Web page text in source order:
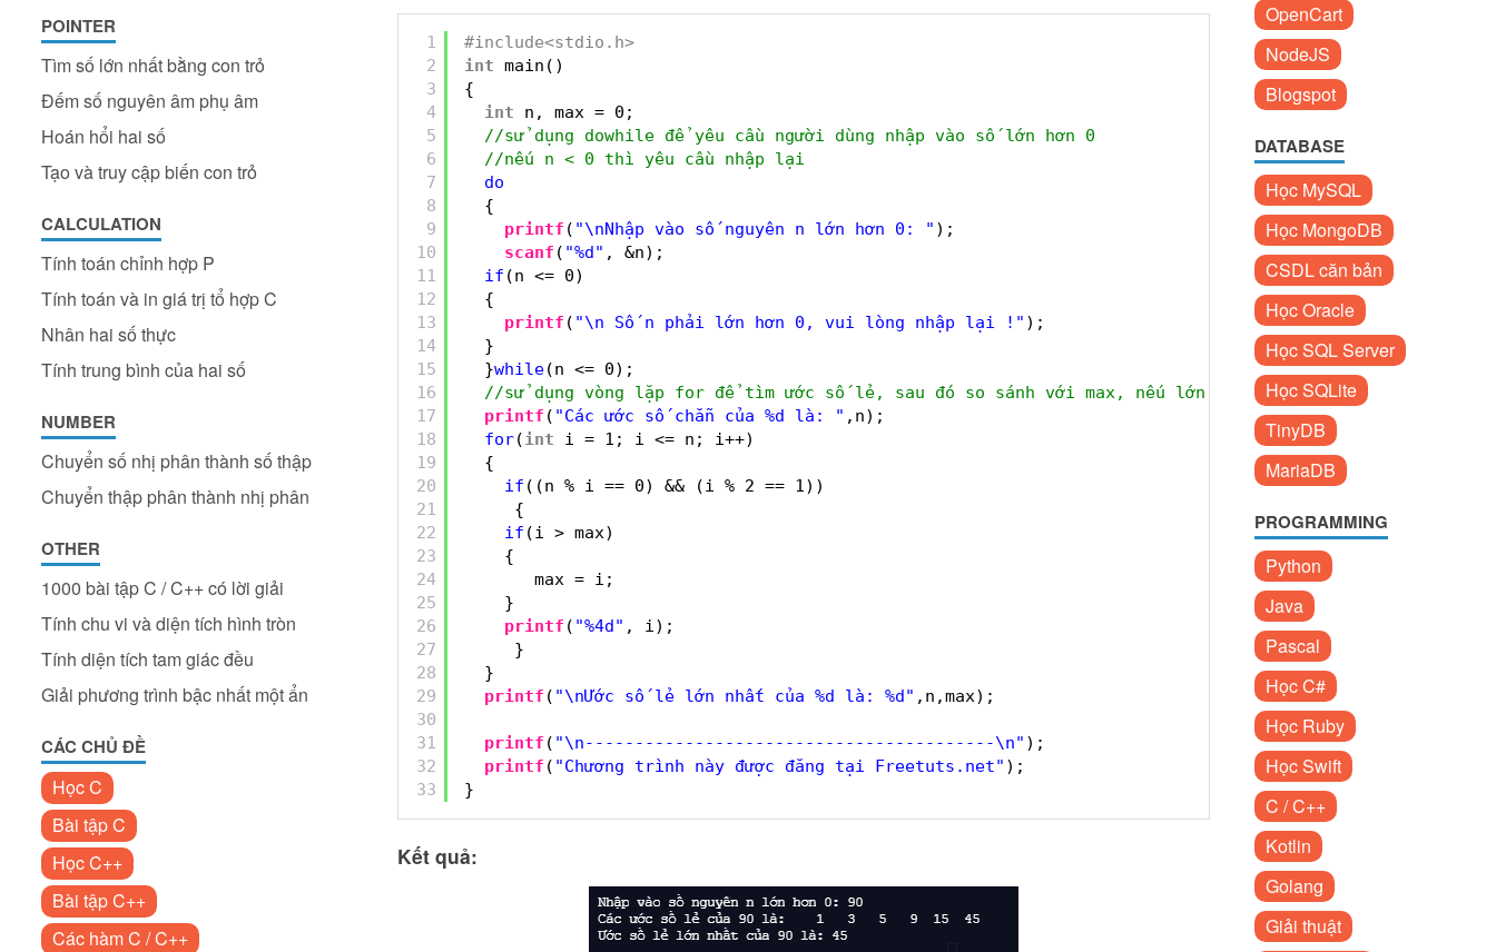
POINTER
Tìm số lớn nhất bằng con trỏ
Đếm số nguyên âm phụ âm
Hoán hổi hai số
Tạo và truy cập biến con trỏ
CALCULATION
Tính toán chỉnh hợp P
Tính toán và in giá trị tổ hợp C
Nhân hai số thực
Tính trung bình của hai số
NUMBER
Chuyển số nhị phân thành số thập
Chuyển thập phân thành nhị phân
OTHER
1000 bài tập C / C++ có lời giải
Tính chu vi và diện tích hình tròn
Tính diện tích tam giác đều
Giải phương trình bậc nhất một ẩn
CÁC CHỦ ĐỀ
Học C
Bài tập C
Học C++
Bài tập C++
Các hàm C / C++
1
2
3
4
5
6
7
8
9
10
11
12
13
14
15
16
17
18
19
20
21
22
23
24
25
26
27
28
29
30
31
32
33
#include<stdio.h>
int main()
{
int
n, max = 0;
//sử dụng dowhile để yêu cầu người dùng nhập vào số lớn hơn 0
//nếu n < 0 thì yêu cầu nhập lại
do
{
printf ( "\nNhập vào số nguyên n lớn hơn 0: " );
scanf ( "%d" , &n);
if (n <= 0)
{
printf ( "\n Số n phải lớn hơn 0, vui lòng nhập lại !" );
}
}while(n <= 0);
//sử dụng vòng lặp for để tìm ước số lẻ, sau đó so sánh với max, nếu lớn hơn max thì gán cho max
printf ( "Các ước số chẵn của %d là: " ,n);
for(int
i = 1; i <= n; i++)
{
if ((n % i == 0) && (i % 2 == 1))
{
if (i > max)
{
max = i;
}
printf ( "%4d" , i);
}
}
printf ( "\nƯớc số lẻ lớn nhất của %d là: %d" ,n,max);
printf ( "\n-----------------------------------------\n" );
printf ( "Chương trình này được đăng tại Freetuts.net" );
}
Kết quả:
OpenCart
NodeJS
Blogspot
DATABASE
Học MySQL
Học MongoDB
CSDL căn bản
Học Oracle
Học SQL Server
Học SQLite
TinyDB
MariaDB
PROGRAMMING
Python
Java
Pascal
Học C#
Học Ruby
Học Swift
C / C++
Kotlin
Golang
Giải thuật